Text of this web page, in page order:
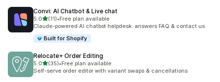
Convi: AI Chatbot & Live chat
5.0滿分 5 顆星
(11)
共有 11 則評價
•Free plan available
Claude-powered AI chatbot helpdesk. answers FAQ & contact us
Built for Shopify
Relocate+ Order Editing
5.0滿分 5 顆星
(35)
共有 35 則評價
•Free plan available
Self-serve order editor with variant swaps & cancellations